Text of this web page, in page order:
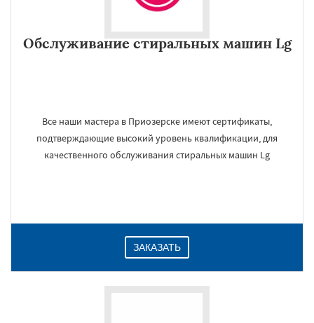
Обслуживание стиральных машин Lg
Все наши мастера в Приозерске имеют сертификаты,
подтверждающие высокий уровень квалификации, для
качественного обслуживания стиральных машин Lg
ЗАКАЗАТЬ